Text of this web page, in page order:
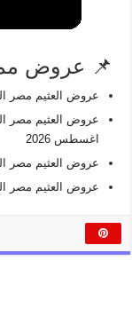
📌 عروض
عروض العثيم مصر اليوم 6 حتى 18
اغسطس 2026
عروض العثيم مصر اليوم
عروض العثيم مصر اليوم 23 يوليو حتى 4